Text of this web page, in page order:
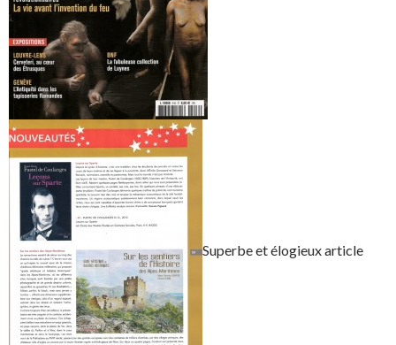
Superbe et élogieux article